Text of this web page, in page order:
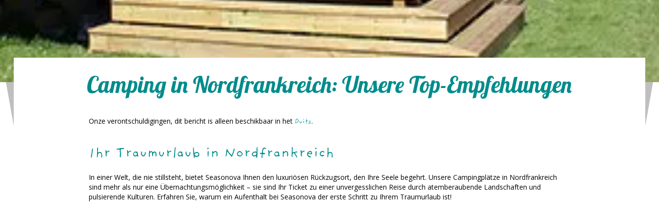
Camping in Nordfrankreich: Unsere Top-Empfehlungen
Onze verontschuldigingen, dit bericht is alleen beschikbaar in het Duits.
Ihr Traumurlaub in Nordfrankreich
In einer Welt, die nie stillsteht, bietet Seasonova Ihnen den luxuriösen Rückzugsort, den Ihre Seele begehrt. Unsere Campingplätze in Nordfrankreich
sind mehr als nur eine Übernachtungsmöglichkeit – sie sind Ihr Ticket zu einer unvergesslichen Reise durch atemberaubende Landschaften und
pulsierende Kulturen. Erfahren Sie, warum ein Aufenthalt bei Seasonova der erste Schritt zu Ihrem Traumurlaub ist!